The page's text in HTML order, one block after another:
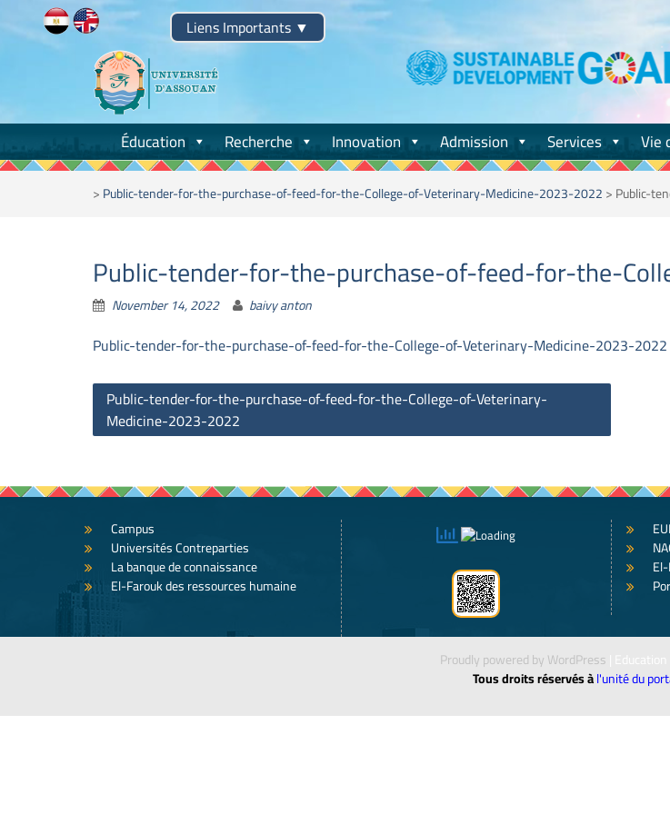
Liens Importants ▼
Skip
to
content
Éducation Recherche Innovation Admission Services Vie
>Public-tender-for-the-purchase-of-feed-for-the-College-of-Veterinary-Medicine-2023-2022>Public-
Public-tender-for-the-purchase-of-feed-for-the-
November 14, 2022 baivy anton
Public-tender-for-the-purchase-of-feed-for-the-College-of-Veterinary-Medicine-2023-2022
Post
navigation
Public-tender-for-the-purchase-of-feed-for-the-College-of-Veterinary-
Medicine-2023-2022
Campus
Universités Contreparties
La banque de connaissance
El-Farouk des ressources humaine
Proudly powered by WordPress
Tous droits réservés àl'unité du